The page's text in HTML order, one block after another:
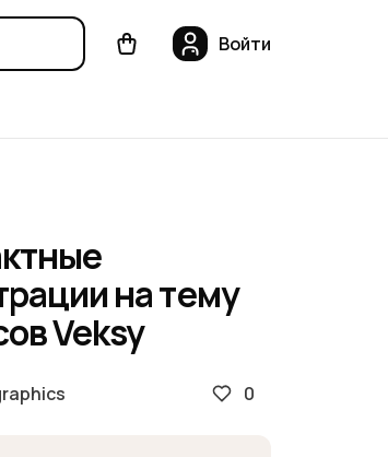
Войти
на тему
Veksy
0